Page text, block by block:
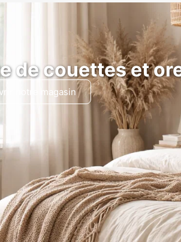
de couettes et
notre magasin